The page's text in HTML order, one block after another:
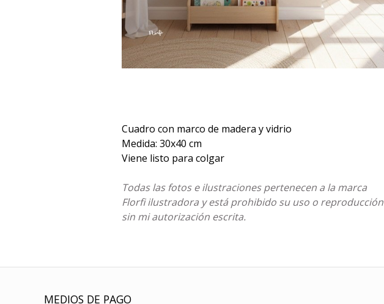
Cuadro con marco de madera y vidrio
Medida: 30x40 cm
Viene listo para colgar
Todas las fotos e ilustraciones pertenecen a la marca
Florfi ilustradora y está prohibido su uso o reproducción
sin mi autorización escrita.
MEDIOS DE PAGO